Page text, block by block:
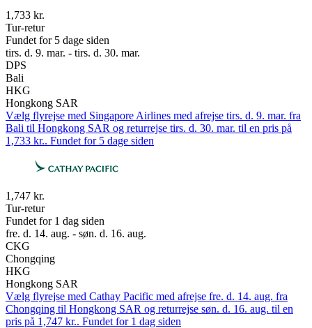
1,733 kr.
Tur-retur
Fundet for 5 dage siden
tirs. d. 9. mar. - tirs. d. 30. mar.
DPS
Bali
HKG
Hongkong SAR
Vælg flyrejse med Singapore Airlines med afrejse tirs. d. 9. mar. fra
Bali til Hongkong SAR og returrejse tirs. d. 30. mar. til en pris på
1,733 kr.. Fundet for 5 dage siden
1,747 kr.
Tur-retur
Fundet for 1 dag siden
fre. d. 14. aug. - søn. d. 16. aug.
CKG
Chongqing
HKG
Hongkong SAR
Vælg flyrejse med Cathay Pacific med afrejse fre. d. 14. aug. fra
Chongqing til Hongkong SAR og returrejse søn. d. 16. aug. til en
pris på 1,747 kr.. Fundet for 1 dag siden